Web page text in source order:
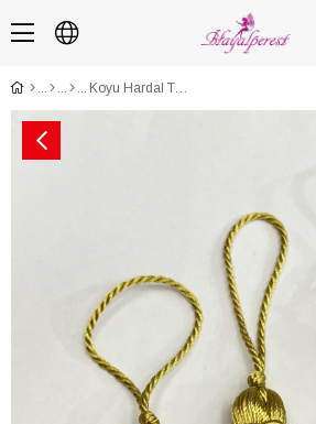
Koyu Hardal Topuzlu Tekli Püskül 7 cm 1 Adet